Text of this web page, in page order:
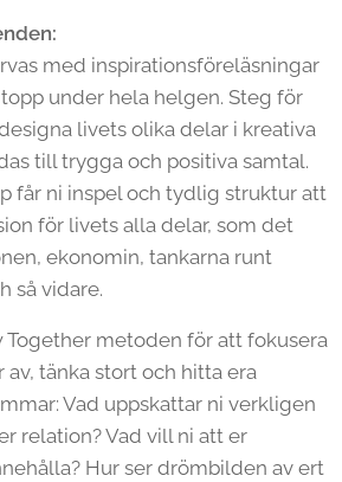
med inspirationsföreläsningar
under hela helgen. Steg för
livets olika delar i kreativa
till trygga och positiva samtal.
får ni inspel och tydlig struktur att
för livets alla delar, som det
ekonomin, tankarna runt
så vidare.
Together metoden för att fokusera
av, tänka stort och hitta era
Vad uppskattar ni verkligen
relation? Vad vill ni att er
Hur ser drömbilden av ert